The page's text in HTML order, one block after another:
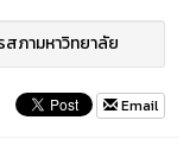
สภามหาวิทยาลัย
Email